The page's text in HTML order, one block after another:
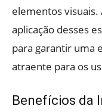
elementos visuais.
aplicação desses
para garantir uma
atraente para os
Benefícios da